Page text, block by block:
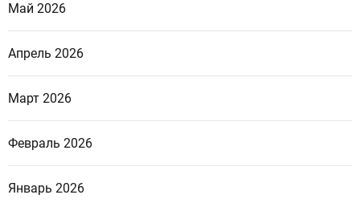
Май 2026
Апрель 2026
Март 2026
Февраль 2026
Январь 2026